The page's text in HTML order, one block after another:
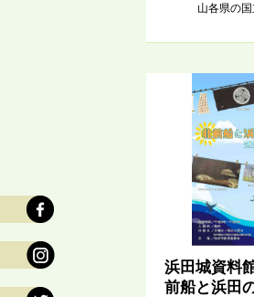
山各県の国
浜田城資料
前船と浜田